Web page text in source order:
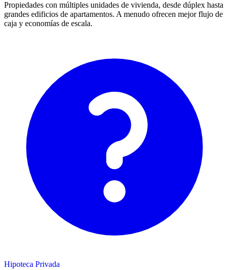
Propiedades con múltiples unidades de vivienda, desde dúplex hasta
grandes edificios de apartamentos. A menudo ofrecen mejor flujo de
caja y economías de escala.
Hipoteca Privada